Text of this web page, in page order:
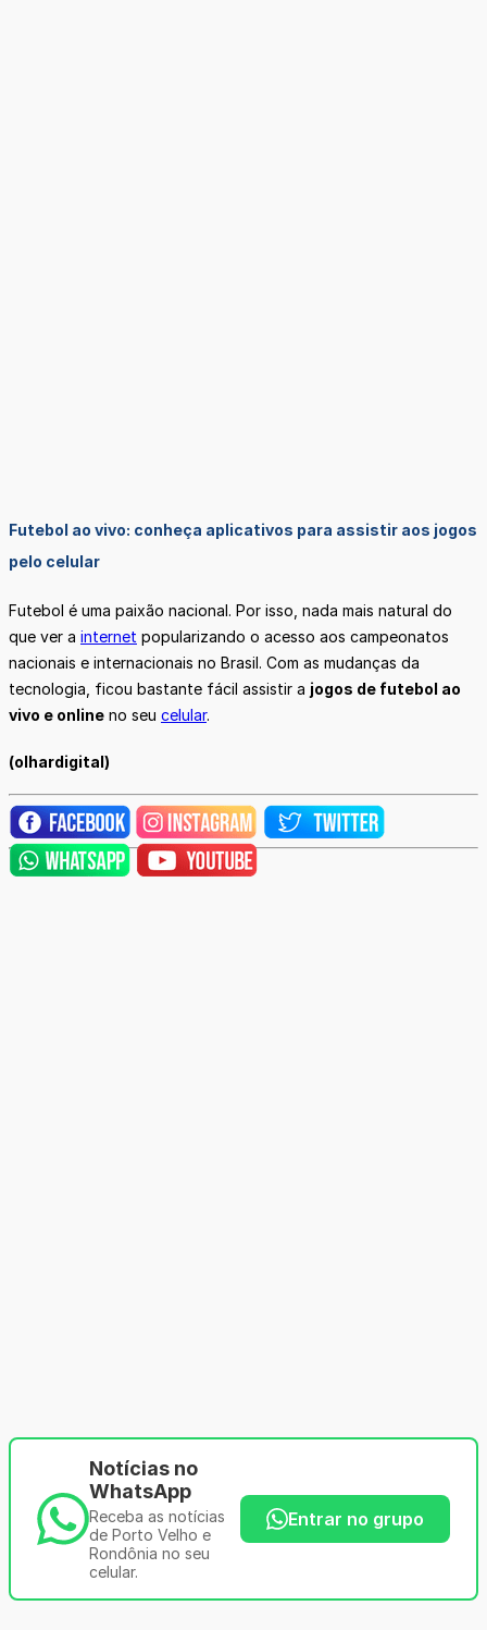
Futebol ao vivo: conheça aplicativos para assistir aos jogos
pelo celular
Futebol é uma paixão nacional. Por isso, nada mais natural do
que ver a internet popularizando o acesso aos campeonatos
nacionais e internacionais no Brasil. Com as mudanças da
tecnologia, ficou bastante fácil assistir a jogos de futebol ao
vivo e online no seu celular.
(olhardigital)
Notícias no
WhatsApp
Receba as notícias
de Porto Velho e
Rondônia no seu
celular.
Entrar no grupo